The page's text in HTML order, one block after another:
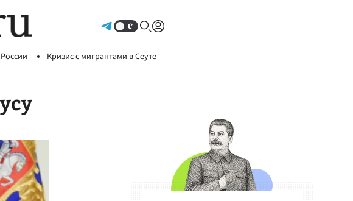
Кризис с мигрантами в Сеуте